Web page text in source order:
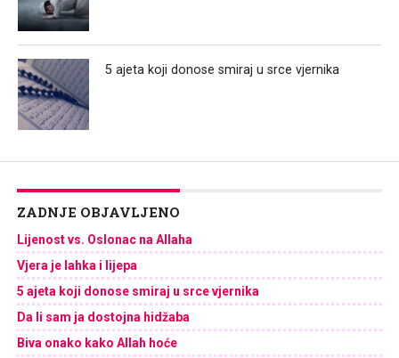
5 ajeta koji donose smiraj u srce vjernika
ZADNJE OBJAVLJENO
Lijenost vs. Oslonac na Allaha
Vjera je lahka i lijepa
5 ajeta koji donose smiraj u srce vjernika
Da li sam ja dostojna hidžaba
Biva onako kako Allah hoće